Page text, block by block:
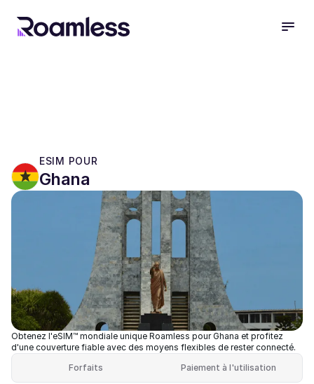
ESIM POUR
Ghana
Obtenez l'eSIM™ mondiale unique Roamless pour Ghana et profitez
d'une couverture fiable avec des moyens flexibles de rester connecté.
Forfaits
Paiement à l'utilisation